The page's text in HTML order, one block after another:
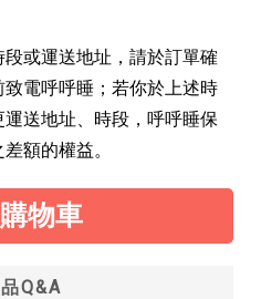
或運送地址，請於訂單確
電呼呼睡；若你於上述時
送地址、時段，呼呼睡保
額的權益。
物車
Q&A